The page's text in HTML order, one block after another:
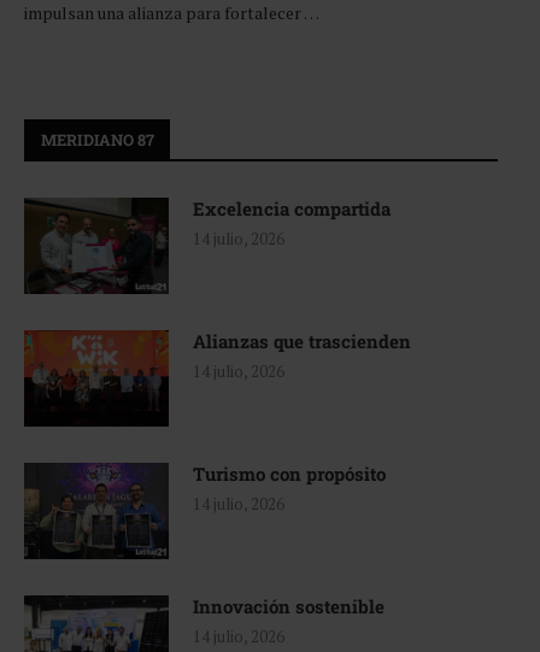
impulsan una alianza para fortalecer …
MERIDIANO 87
Excelencia compartida
14 julio, 2026
Alianzas que trascienden
14 julio, 2026
Turismo con propósito
14 julio, 2026
Innovación sostenible
14 julio, 2026